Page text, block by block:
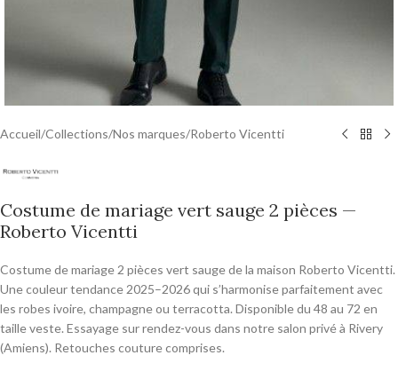
Accueil/Collections/Nos marques/Roberto Vicentti
Costume de mariage vert sauge 2 pièces —
Roberto Vicentti
Costume de mariage 2 pièces vert sauge de la maison Roberto Vicentti.
Une couleur tendance 2025–2026 qui s’harmonise parfaitement avec
les robes ivoire, champagne ou terracotta. Disponible du 48 au 72 en
taille veste. Essayage sur rendez-vous dans notre salon privé à Rivery
(Amiens). Retouches couture comprises.